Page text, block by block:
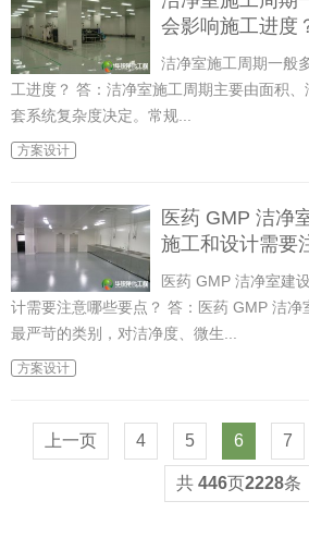
会影响施工进度
洁净室施工周期一般
工进度？ 答：洁净室施工周期主要由面积
套系统复杂度决定。常规...
方案设计
医药 GMP 洁净
施工和设计需要
医药 GMP 洁净室建
计需要注意哪些要点？ 答：医药 GMP 洁净
最严苛的类别，对洁净度、微生...
方案设计
上一页 4 5 6 7
共 446页2228条